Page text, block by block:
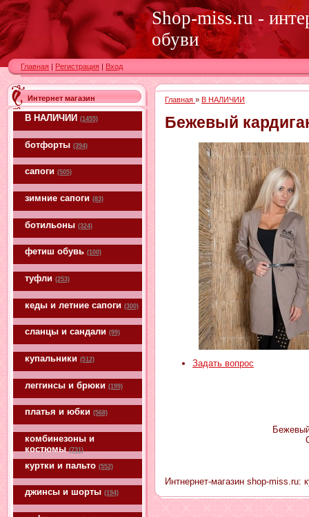
Shop-miss.ru -
обуви
Главная | Регистрация | Вход
Интернет магазин
В НАЛИЧИИ (1455)
ботфорты (394)
сапоги (505)
зимние сапоги (83)
ботильоны (324)
фетиш обувь (100)
туфли (253)
кеды и летние сапоги (300)
сланцы и сандали (99)
купальники (512)
леггинсы и брюки (199)
платья и юбки (568)
комбинезоны и
костюмы (731)
куртки и пальто (552)
джинсы и шорты (194)
Главная » В НАЛИЧИИ
Бежевый
Задать вопрос
Интнернет-магазин shop-